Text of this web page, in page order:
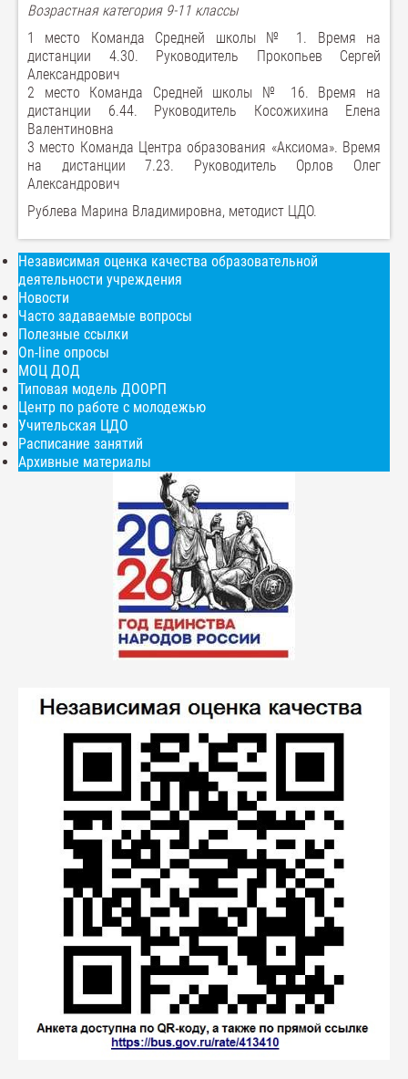
Возрастная категория 9-11 классы
1 место Команда Средней школы № 1. Время на
дистанции 4.30. Руководитель Прокопьев Сергей
Александрович
2 место Команда Средней школы № 16. Время на
дистанции 6.44. Руководитель Косожихина Елена
Валентиновна
3 место Команда Центра образования «Аксиома». Время
на дистанции 7.23. Руководитель Орлов Олег
Александрович
Рублева Марина Владимировна, методист ЦДО.
Независимая оценка качества образовательной
деятельности учреждения
Новости
Часто задаваемые вопросы
Полезные ссылки
On-line опросы
МОЦ ДОД
Типовая модель ДООРП
Центр по работе с молодежью
Учительская ЦДО
Расписание занятий
Архивные материалы